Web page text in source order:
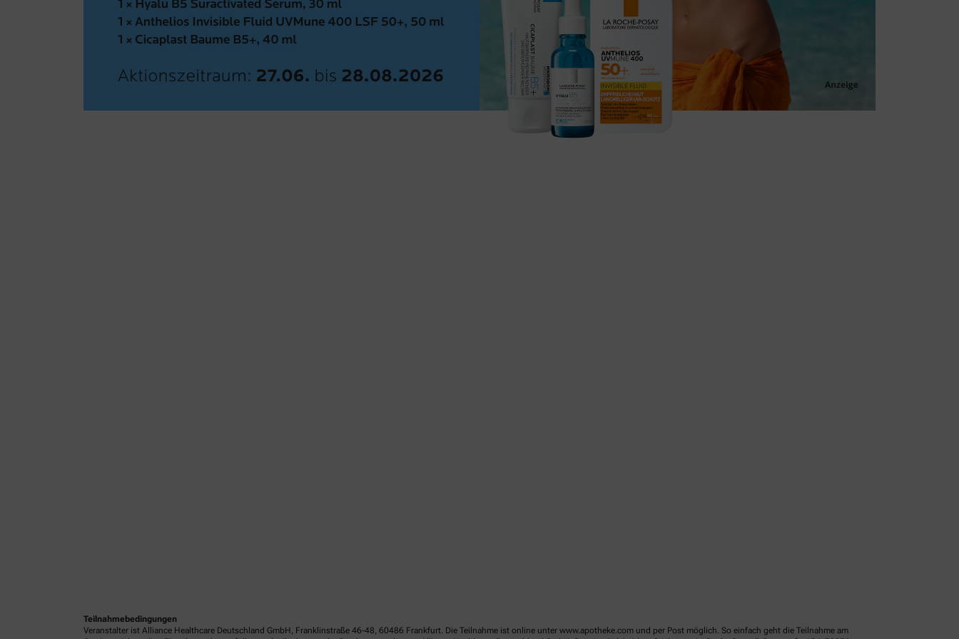
Teilnahmebedingungen
Veranstalter ist Alliance Healthcare Deutschland GmbH, Franklinstraße 46-48, 60486 Frankfurt. Die Teilnahme ist online unter www.apotheke.com und per Post möglich. So einfach geht die Teilnahme am